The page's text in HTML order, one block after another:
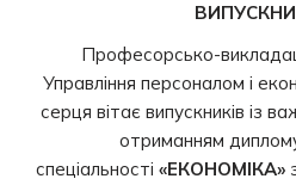
Професорсько-
Управління персоналом і
серця вітає випускників із
отриманням
спеціальності «ЕКОНОМІКА»